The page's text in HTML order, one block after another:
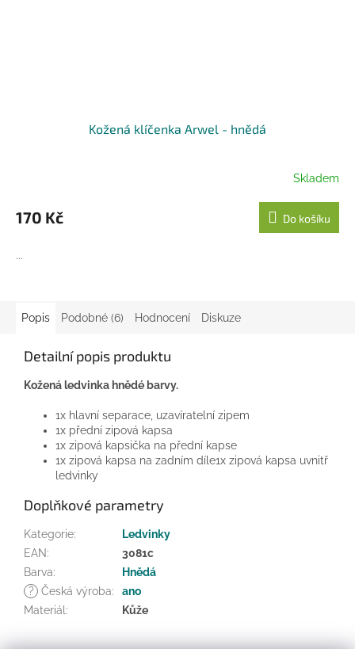
Kožená klíčenka Arwel - hnědá
Skladem
170 Kč Do košíku
...
Popis Podobné (6) Hodnocení Diskuze
Detailní popis produktu
Kožená ledvinka hnědé barvy.
1x hlavní separace, uzavíratelní zipem
1x přední zipová kapsa
1x zipová kapsička na přední kapse
1x zipová kapsa na zadním díle1x zipová kapsa uvnitř
ledvinky
Doplňkové parametry
Kategorie:
Ledvinky
EAN:
3081c
Barva:
Hnědá
?
Česká výroba:
ano
Materiál : Kůže